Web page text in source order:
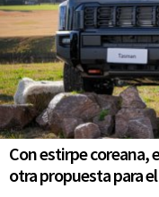
Con estirpe coreana,
otra propuesta para